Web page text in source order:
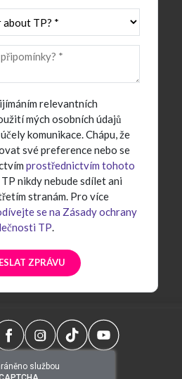
relevantních
mých osobních údajů
komunikace. Chápu, že
své preference nebo se
prostřednictvím tohoto
nikdy nebude sdílet ani
stranám. Pro více
se na Zásady ochrany
TP.